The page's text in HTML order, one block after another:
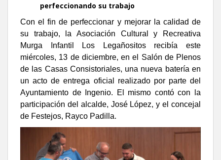
perfeccionando su trabajo
Con el fin de perfeccionar y mejorar la calidad de
su trabajo, la Asociación Cultural y Recreativa
Murga Infantil Los Legañositos recibía este
miércoles, 13 de diciembre, en el Salón de Plenos
de las Casas Consistoriales, una nueva batería en
un acto de entrega oficial realizado por parte del
Ayuntamiento de Ingenio. El mismo contó con la
participación del alcalde, José López, y el concejal
de Festejos, Rayco Padilla.